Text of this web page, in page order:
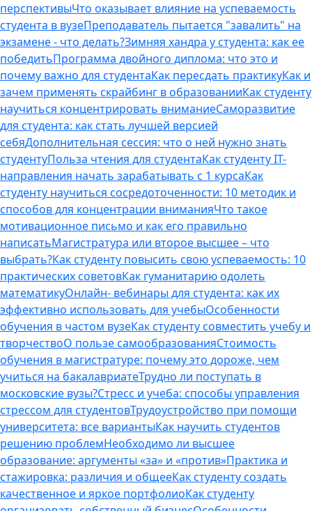
перспективыЧто оказывает влияние на успеваемость
студента в вузеПреподаватель пытается "завалить" на
экзамене - что делать?Зимняя хандра у студента: как ее
победитьПрограмма двойного диплома: что это и
почему важно для студентаКак пересдать практикуКак и
зачем применять скрайбинг в образованииКак студенту
научиться концентрировать вниманиеСаморазвитие
для студента: как стать лучшей версией
себяДополнительная сессия: что о ней нужно знать
студентуПольза чтения для студентаКак студенту IT-
направления начать зарабатывать с 1 курсаКак
студенту научиться сосредоточенности: 10 методик и
способов для концентрации вниманияЧто такое
мотивационное письмо и как его правильно
написатьМагистратура или второе высшее – что
выбрать?Как студенту повысить свою успеваемость: 10
практических советовКак гуманитарию одолеть
математикуОнлайн- вебинары для студента: как их
эффективно использовать для учебыОсобенности
обучения в частом вузеКак студенту совместить учебу и
творчествоО пользе самообразованияСтоимость
обучения в магистратуре: почему это дороже, чем
учиться на бакалавриатеТрудно ли поступать в
московские вузы?Стресс и учеба: способы управления
стрессом для студентовТрудоустройство при помощи
университета: все вариантыКак научить студентов
решению проблемНеобходимо ли высшее
образование: аргументы «за» и «против»Практика и
стажировка: различия и общееКак студенту создать
качественное и яркое портфолиоКак студенту